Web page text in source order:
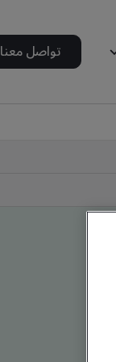
تواصل معنا